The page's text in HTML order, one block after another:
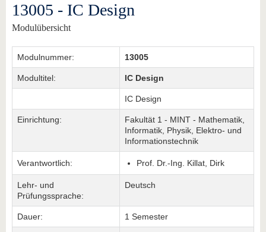
13005 - IC Design
Modulübersicht
Modulnummer: 13005
Modultitel: IC Design
IC Design
Einrichtung:
Fakultät 1 - MINT - Mathematik,
Informatik, Physik, Elektro- und
Informationstechnik
Verantwortlich: Prof. Dr.-Ing. Killat, Dirk
Lehr- und
Prüfungssprache:
Deutsch
Dauer: 1 Semester